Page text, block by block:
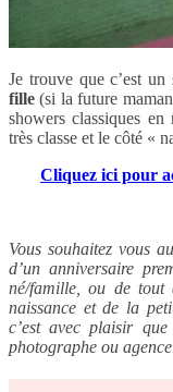
Je trouve que c’est un
fille (si la future
showers classiques
très classe et le côté «
Cliquez ici pour
Vous souhaitez vous
d’un anniversaire
né/famille, ou de tout
naissance et de la
c’est avec plaisir
photographe ou